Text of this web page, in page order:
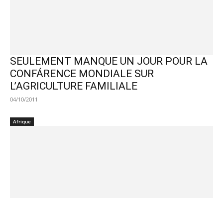
SEULEMENT MANQUE UN JOUR POUR LA
CONFÁRENCE MONDIALE SUR
L’AGRICULTURE FAMILIALE
04/10/2011
Afrique